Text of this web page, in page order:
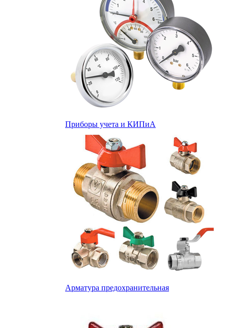
Приборы учета и КИПиА
Арматура предохранительная